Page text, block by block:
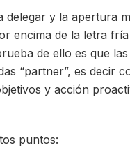
delegar y la apertura
encima de la letra
de ello es que
“partner”, es decir
y acción
puntos: